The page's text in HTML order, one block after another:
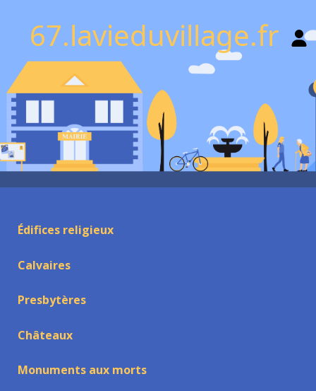
67.lavieduvillage.fr
Édifices religieux
Calvaires
Presbytères
Châteaux
Monuments aux morts